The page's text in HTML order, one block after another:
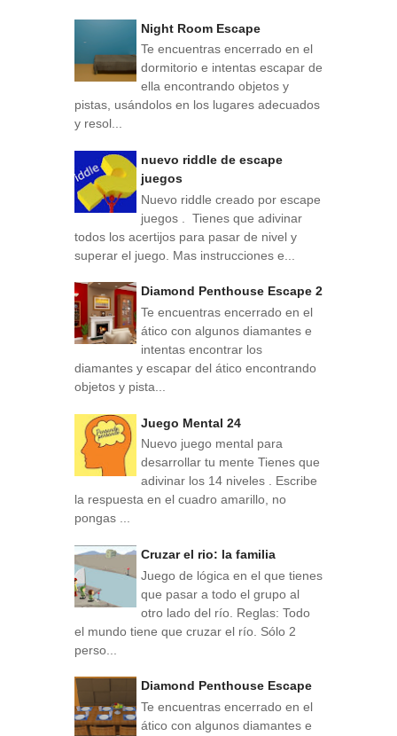
Night Room Escape
Te encuentras encerrado en el
dormitorio e intentas escapar de
ella encontrando objetos y
pistas, usándolos en los lugares adecuados
y resol...
nuevo riddle de escape
juegos
Nuevo riddle creado por escape
juegos . Tienes que adivinar
todos los acertijos para pasar de nivel y
superar el juego. Mas instrucciones e...
Diamond Penthouse Escape 2
Te encuentras encerrado en el
ático con algunos diamantes e
intentas encontrar los
diamantes y escapar del ático encontrando
objetos y pista...
Juego Mental 24
Nuevo juego mental para
desarrollar tu mente Tienes que
adivinar los 14 niveles . Escribe
la respuesta en el cuadro amarillo, no
pongas ...
Cruzar el rio: la familia
Juego de lógica en el que tienes
que pasar a todo el grupo al
otro lado del río. Reglas: Todo
el mundo tiene que cruzar el río. Sólo 2
perso...
Diamond Penthouse Escape
Te encuentras encerrado en el
ático con algunos diamantes e